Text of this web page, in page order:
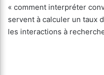
« comment interpréter
servent à calculer un taux
les interactions à